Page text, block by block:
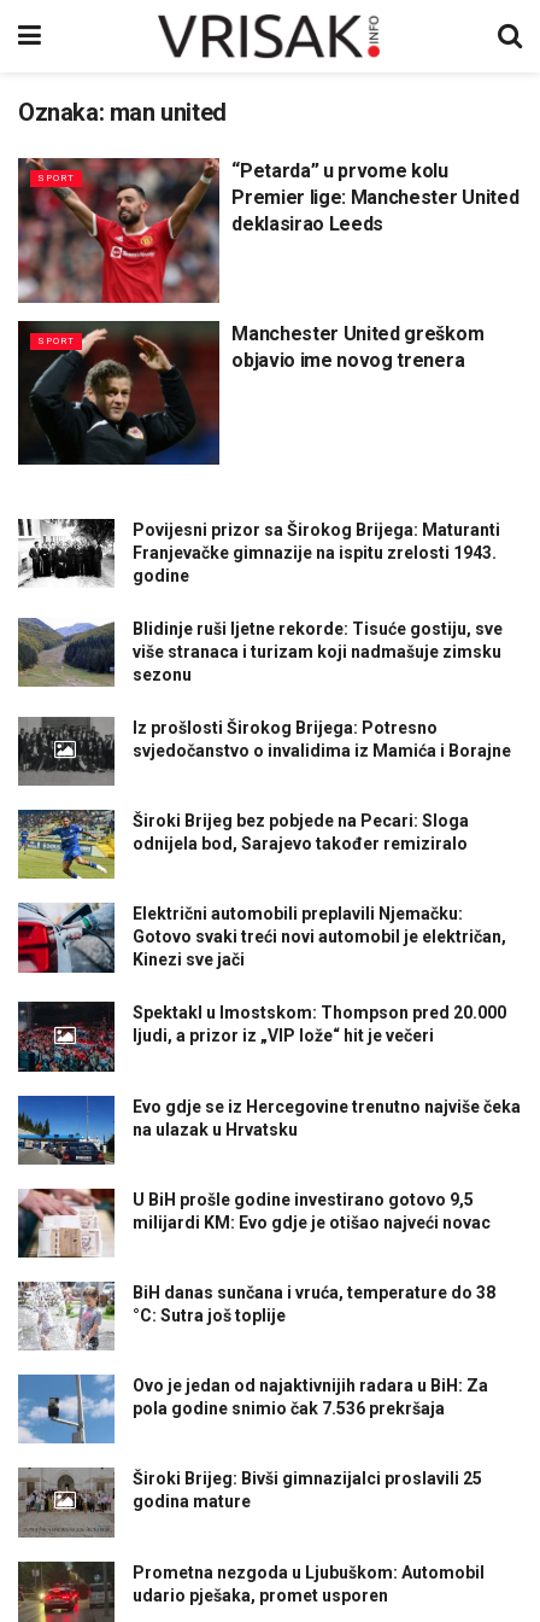
Oznaka: man united
SPORT
“Petarda” u prvome kolu
Premier lige: Manchester United
deklasirao Leeds
SPORT
Manchester United greškom
objavio ime novog trenera
Povijesni prizor sa Širokog Brijega: Maturanti
Franjevačke gimnazije na ispitu zrelosti 1943.
godine
Blidinje ruši ljetne rekorde: Tisuće gostiju, sve
više stranaca i turizam koji nadmašuje zimsku
sezonu
Iz prošlosti Širokog Brijega: Potresno
svjedočanstvo o invalidima iz Mamića i Borajne
Široki Brijeg bez pobjede na Pecari: Sloga
odnijela bod, Sarajevo također remiziralo
Električni automobili preplavili Njemačku:
Gotovo svaki treći novi automobil je električan,
Kinezi sve jači
Spektakl u Imostskom: Thompson pred 20.000
ljudi, a prizor iz „VIP lože“ hit je večeri
Evo gdje se iz Hercegovine trenutno najviše čeka
na ulazak u Hrvatsku
U BiH prošle godine investirano gotovo 9,5
milijardi KM: Evo gdje je otišao najveći novac
BiH danas sunčana i vruća, temperature do 38
°C: Sutra još toplije
Ovo je jedan od najaktivnijih radara u BiH: Za
pola godine snimio čak 7.536 prekršaja
Široki Brijeg: Bivši gimnazijalci proslavili 25
godina mature
Prometna nezgoda u Ljubuškom: Automobil
udario pješaka, promet usporen